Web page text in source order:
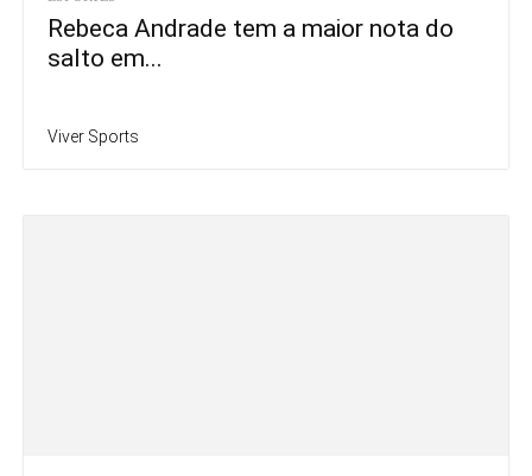
Rebeca Andrade tem a maior nota do
salto em...
Viver Sports